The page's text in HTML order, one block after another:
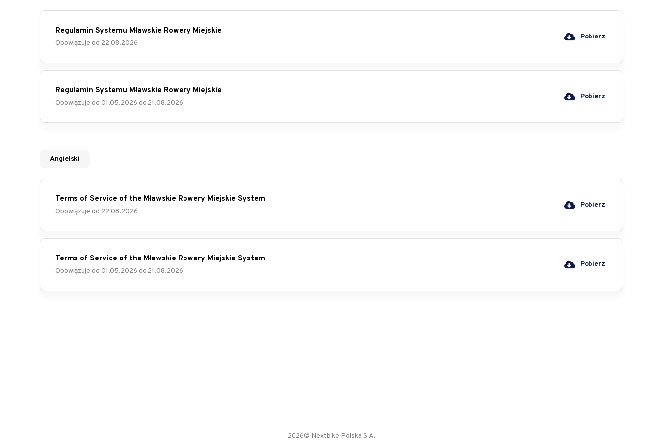
Regulamin Systemu Mławskie Rowery Miejskie
Obowiązuje od 22.08.2026
Pobierz
Regulamin Systemu Mławskie Rowery Miejskie
Obowiązuje od 01.05.2026 do 21.08.2026
Pobierz
Angielski
Terms of Service of the Mławskie Rowery Miejskie System
Obowiązuje od 22.08.2026
Pobierz
Terms of Service of the Mławskie Rowery Miejskie System
Obowiązuje od 01.05.2026 do 21.08.2026
Pobierz
2026© Nextbike Polska S.A.